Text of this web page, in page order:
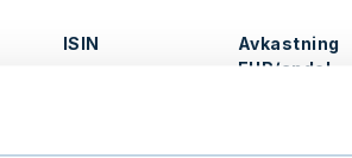
ISIN
Avkastning
EUR/andel